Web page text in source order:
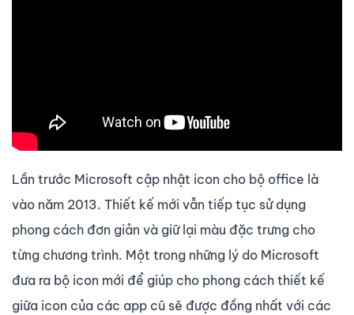
Lần trước Microsoft cập nhật icon cho bộ office là
vào năm 2013. Thiết kế mới vẫn tiếp tục sử dụng
phong cách đơn giản và giữ lại màu đặc trưng cho
từng chương trình. Một trong những lý do Microsoft
đưa ra bộ icon mới để giúp cho phong cách thiết kế
giữa icon của các app cũ sẽ được đồng nhất với các